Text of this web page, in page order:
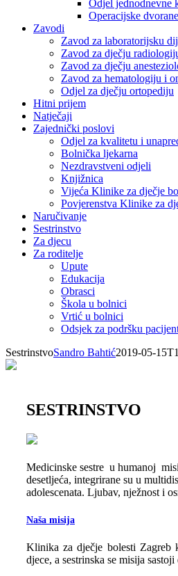
Odjel jednodnevne
Operacijske
Zavodi
Zavod za laboratorijsku
Zavod za dječju
Zavod za dječju
Zavod za hematologiju i
Odjel za dječju ortopediju
Hitni prijem
Natječaji
Zajednički poslovi
Odjel za kvalitetu i
Bolnička ljekarna
Nezdravstveni odjeli
Knjižnica
Vijeća Klinike za dječje
Povjerenstva Klinike za
Naručivanje
Sestrinstvo
Za djecu
Za roditelje
Upute
Edukacija
Obrasci
Škola u bolnici
Vrtić u bolnici
Odsjek za podršku
SestrinstvoSandro Bahtić2019-05-
SESTRINSTVO
Medicinske sestre u humanoj
desetljeća, integrirane su u
adolescenata. Ljubav, nježnost i
Naša misija
Klinika za dječje bolesti Zagreb
djece, a sestrinska se misija sastoji